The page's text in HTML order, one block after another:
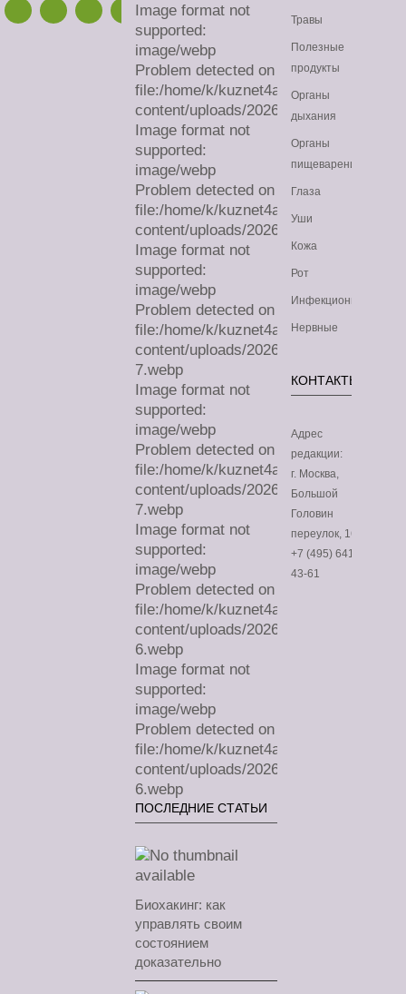
Image format not
supported:
image/webp
Problem detected on
file:/home/k/kuznet4a/
content/uploads/2026/08/sa.webp
Image format not
supported:
image/webp
Problem detected on
file:/home/k/kuznet4a/
content/uploads/2026/08/sa.webp
Image format not
supported:
image/webp
Problem detected on
file:/home/k/kuznet4a/
content/uploads/2026/07/sa-
7.webp
Image format not
supported:
image/webp
Problem detected on
file:/home/k/kuznet4a/
content/uploads/2026/07/sa-
7.webp
Image format not
supported:
image/webp
Problem detected on
file:/home/k/kuznet4a/
content/uploads/2026/07/sa-
6.webp
Image format not
supported:
image/webp
Problem detected on
file:/home/k/kuznet4a/
content/uploads/2026/07/sa-
6.webp
ПОСЛЕДНИЕ СТАТЬИ
Биохакинг: как
управлять своим
состоянием
доказательно
Травы
Полезные
продукты
Органы
дыхания
Органы
пищеварения
Глаза
Уши
Кожа
Рот
Инфекционные
Нервные
КОНТАКТЫ
Адрес
редакции:
г. Москва,
Большой
Головин
переулок, 16
+7 (495) 641-
43-61